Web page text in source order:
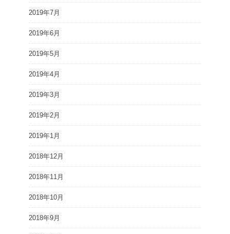
2019年7月
2019年6月
2019年5月
2019年4月
2019年3月
2019年2月
2019年1月
2018年12月
2018年11月
2018年10月
2018年9月